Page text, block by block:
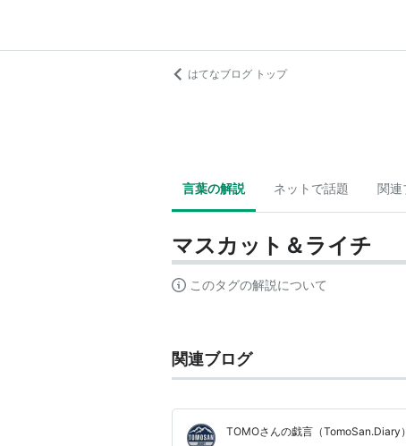
はてなブログ トップ
言葉の解説 ネットで話題 関連
マスカット＆ライチ
このタグの解説について
関連ブログ
TOMOさんの戯言（TomoSan.Diary）